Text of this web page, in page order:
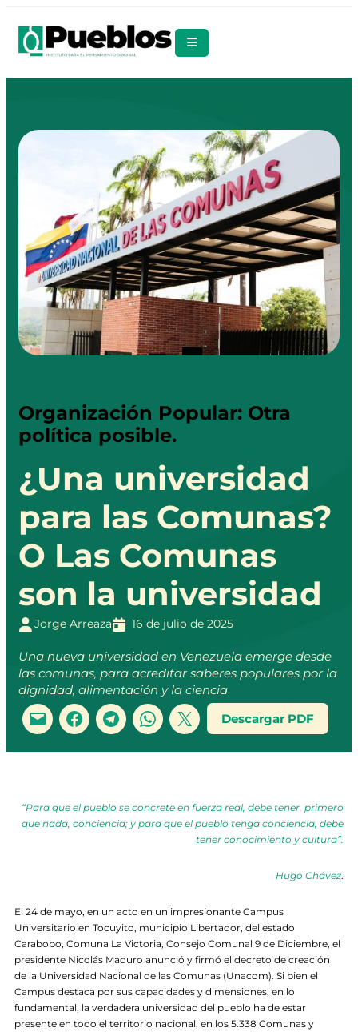
Organización Popular: Otra
política posible.
¿Una universidad
para las Comunas?
O Las Comunas
son la universidad
Jorge Arreaza 16 de julio de 2025
Una nueva universidad en Venezuela emerge desde
las comunas, para acreditar saberes populares por la
dignidad, alimentación y la ciencia
Descargar PDF
“Para que el pueblo se concrete en fuerza real, debe tener, primero
que nada, conciencia; y para que el pueblo tenga conciencia, debe
tener conocimiento y cultura”.
Hugo Chávez.
El 24 de mayo, en un acto en un impresionante Campus
Universitario en Tocuyito, municipio Libertador, del estado
Carabobo, Comuna La Victoria, Consejo Comunal 9 de Diciembre, el
presidente Nicolás Maduro anunció y firmó el decreto de creación
de la Universidad Nacional de las Comunas (Unacom). Si bien el
Campus destaca por sus capacidades y dimensiones, en lo
fundamental, la verdadera universidad del pueblo ha de estar
presente en todo el territorio nacional, en los 5.338 Comunas y